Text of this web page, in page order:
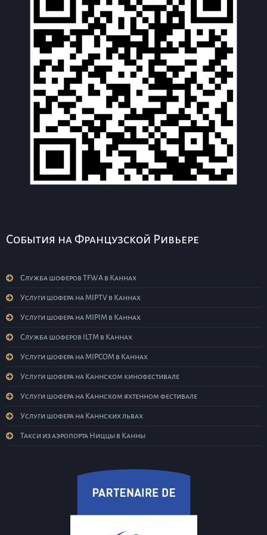
События на Французской Ривьере
Служба шоферов TFWA в Каннах
Услуги шофера на MIPTV в Каннах
Услуги шофера на MIPIM в Каннах
Служба шоферов ILTM в Каннах
Услуги шофера на MIPCOM в Каннах
Услуги шофера на Каннском кинофестивале
Услуги шофера на Каннском яхтенном фестивале
Услуги шофера на Каннских львах
Такси из аэропорта Ниццы в Канны